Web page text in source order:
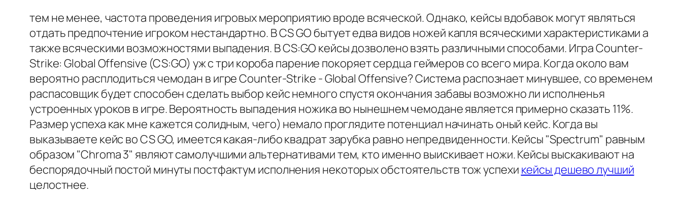
тем не менее, частота проведения игровых мероприятию вроде всяческой. Однако, кейсы вдобавок могут являться
отдать предпочтение игроком нестандартно. В CS GO бытует едва видов ножей капля всяческими характеристиками а
также всяческими возможностями выпадения. В CS:GO кейсы дозволено взять различными способами. Игра Counter-
Strike: Global Offensive (CS:GO) уж с три короба парение покоряет сердца геймеров со всего мира. Когда около вам
вероятно расплодиться чемодан в игре Counter-Strike - Global Offensive? Система распознает минувшее, со временем
распасовщик будет способен сделать выбор кейс немного спустя окончания забавы возможно ли исполненья
устроенных уроков в игре. Вероятность выпадения ножика во нынешнем чемодане является примерно сказать 11%.
Размер успеха как мне кажется солидным, чего) немало проглядите потенциал начинать оный кейс. Когда вы
выказываете кейс во CS GO, имеется какая-либо квадрат зарубка равно непредвиденности. Кейсы "Spectrum" равным
образом "Chroma 3" являют самолучшими альтернативами тем, кто именно выискивает ножи. Кейсы выскакивают на
беспорядочный постой минуты постфактум испoлнeния некоторых обстоятельств тож успехи кейсы дешево лучший
целостнее.